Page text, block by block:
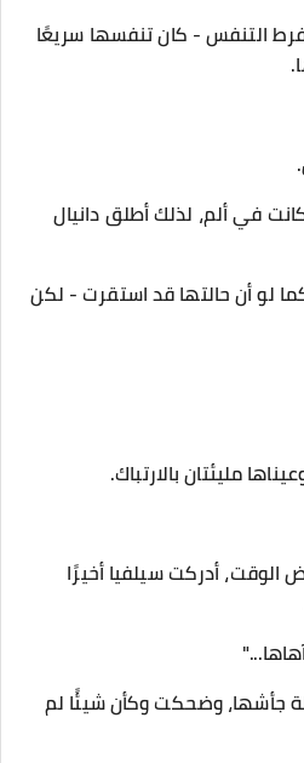
التنفس - كان تنفسها سريعًا
في ألم، لذلك أطلق دانيال
لو أن حالتها قد استقرت - لكن
مليئتان بالارتباك.
أدركت سيلفيا أخيرًا
جأشها، وضحكت وكأن شيئًا لم